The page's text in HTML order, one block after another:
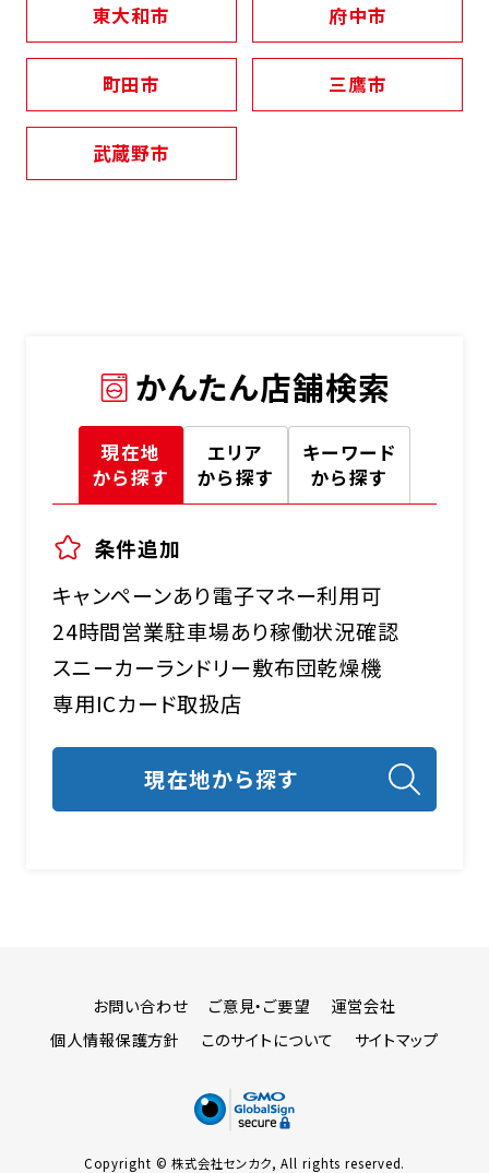
東大和市 府中市
町田市 三鷹市
武蔵野市
かんたん店舗検索
現在地
から探す
エリア
から探す
キーワード
から探す
条件追加
キャンペーンあり電子マネー利用可
24時間営業駐車場あり稼働状況確認
スニーカーランドリー敷布団乾燥機
専用ICカード取扱店
お問い合わせ ご意見・ご要望
運営会社
個人情報保護方針
このサイトについて サイトマップ
Copyright © 株式会社センカク, All rights reserved.